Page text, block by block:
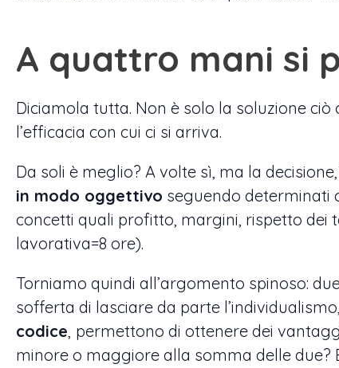
A quattro mani si
Diciamola tutta. Non è solo la soluzione
l’efficacia con cui ci si arriva.
Da soli è meglio? A volte sì, ma la
in modo oggettivo seguendo determinati
concetti quali profitto, margini, rispetto dei
lavorativa=8 ore).
Torniamo quindi all’argomento spinoso:
sofferta di lasciare da parte l’individualismo,
codice, permettono di ottenere dei
minore o maggiore alla somma delle due?